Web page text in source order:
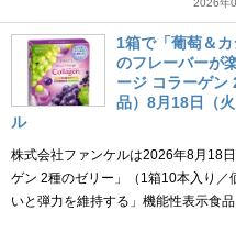
1箱で「葡萄＆
のフレーバーが
ージ コラーゲン
品）8月18日（
ル
株式会社ファンケルは2026年8月18
ゲン 2種のゼリー」（1箱10本入り
いと弾力を維持する」機能性表示食